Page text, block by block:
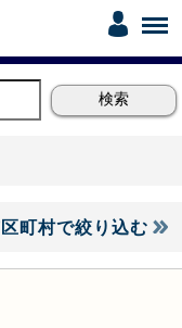
町村で絞り込む